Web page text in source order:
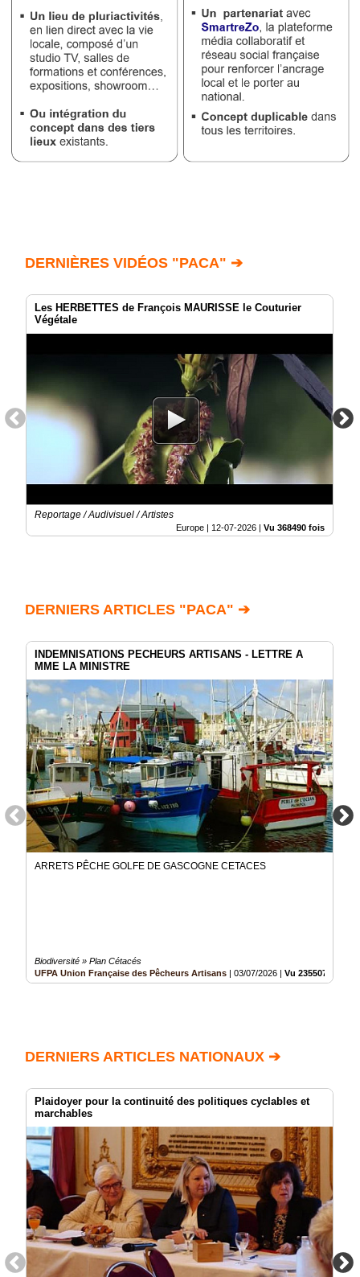
DERNIÈRES VIDÉOS "PACA" ➔
Les HERBETTES de François MAURISSE le Couturier
Végétale
Reportage / Audivisuel / Artistes
Europe | 12-07-2026 | Vu 368490 fois
DERNIERS ARTICLES "PACA" ➔
INDEMNISATIONS PECHEURS ARTISANS - LETTRE A
MME LA MINISTRE
ARRETS PÊCHE GOLFE DE GASCOGNE CETACES
Biodiversité » Plan Cétacés
UFPA Union Française des Pêcheurs Artisans
03/07/2026 Vu 235507 fois
DERNIERS ARTICLES NATIONAUX ➔
Plaidoyer pour la continuité des politiques cyclables et
marchables